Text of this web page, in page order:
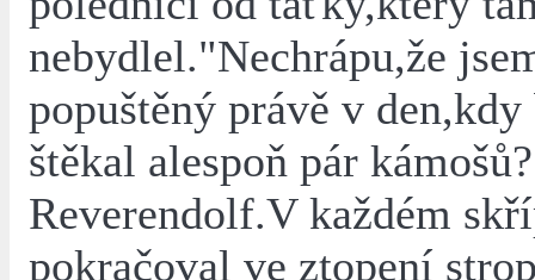
nebydlel."Nechrápu,že
popuštěný právě v
štěkal alespoň pár
Reverendolf.V každém
pokračoval ve ztopení